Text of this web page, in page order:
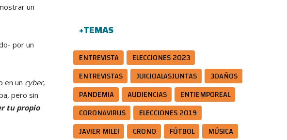
un
por un
en un cyber,
pero sin
tu propio
+TEMAS
ENTREVISTA
ELECCIONES 2023
ENTREVISTAS
JUICIOALASJUNTAS
30AÑOS
PANDEMIA
AUDIENCIAS
ENTIEMPOREAL
CORONAVIRUS
ELECCIONES 2019
JAVIER MILEI
CRONO FÚTBOL
MÚSICA